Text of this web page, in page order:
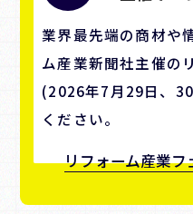
業界最先端の商材や
ム産業新聞社主催の
(2026年7月29日、
ください。
リフォーム産業